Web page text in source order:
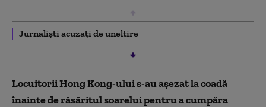
Jurnaliști acuzați de uneltire
Locuitorii Hong Kong-ului s-au așezat la coadă
înainte de răsăritul soarelui pentru a cumpăra